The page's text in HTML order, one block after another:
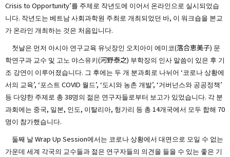
Crisis to Opportunity’를 주제로 작년도에 이어서 온라인으로 실시되었습
니다. 작년도는 베트남 사회과학원 주최로 개최되었던 바, 이 워크숍을 본교
가 온라인 개최하는 것은 처음입니다.
첫날은 먼저 아시아 연구교육 유닛장인 오치아이 에미코(落合恵美子) 문
학연구과 교수 및 고노 야스유키(河野泰之) 부학장의 인사 말씀이 있은 후 기
조 강연이 이루어졌습니다. 그 후에는 두 개 분과회로 나뉘어 ‘코로나 상황에
서의 교육’, ‘포스트 COVID 월드’, ‘도시와 농촌 개발’, ‘거버넌스와 공공정책’
등 다양한 주제로 총 38명의 젊은 연구자들로부터 보고가 있었습니다. 각 분
과회에는 중국, 일본, 인도, 이탈리아, 헝가리 등 총 14개국에서 모두 합해 70
명이 참가했습니다.
둘째 날 Wrap Up Session에서는 코로나 상황에서 대면으로 모일 수 없는
가운데 세계 각국의 교수들과 젊은 연구자들의 의견을 들을 수 있는 좋은 기